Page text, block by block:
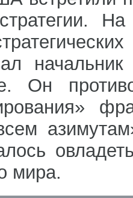
Он
мира.